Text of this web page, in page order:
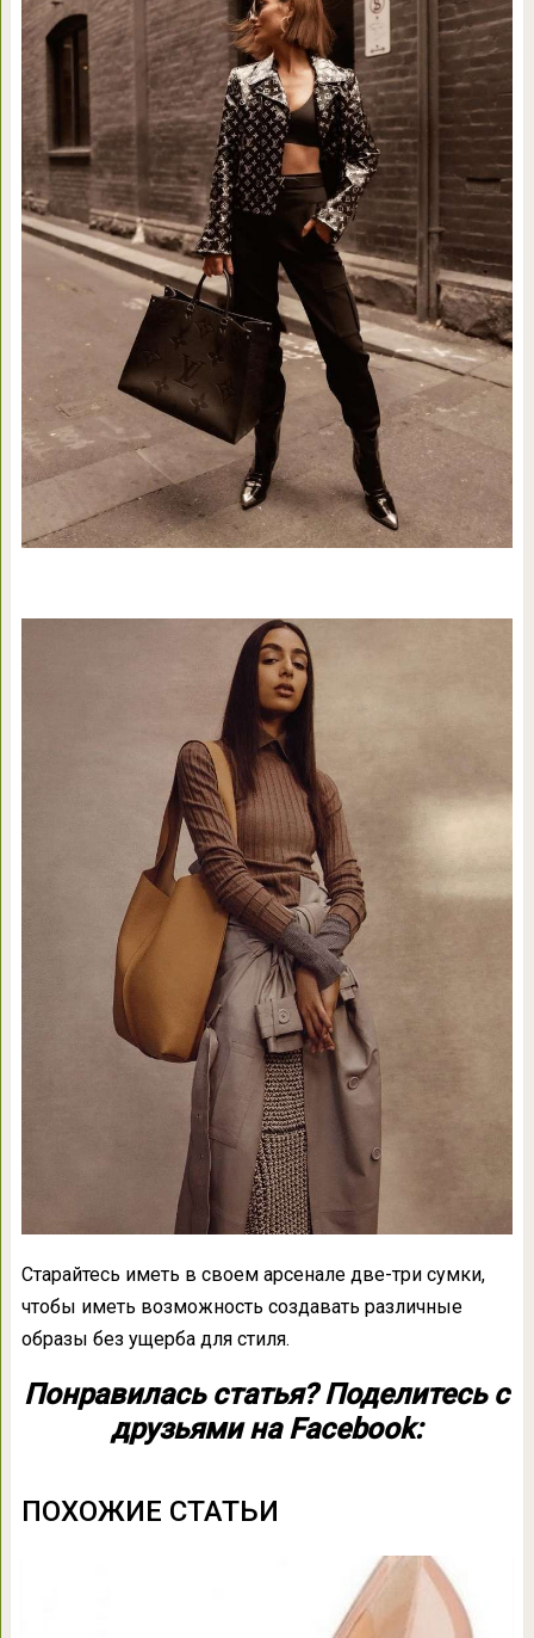
Старайтесь иметь в своем арсенале две-три сумки,
чтобы иметь возможность создавать различные
образы без ущерба для стиля.
Понравилась статья? Поделитесь с
друзьями на Facebook:
ПОХОЖИЕ СТАТЬИ